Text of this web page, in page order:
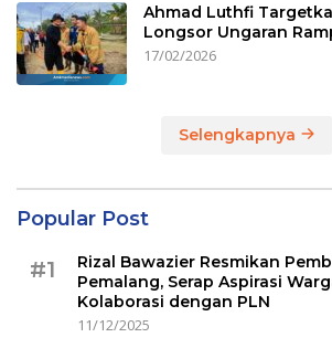
Ahmad Luthfi
Longsor Ungaran
17/02/2026
Selengkapnya
Popular Post
#1
Rizal Bawazier Resmikan
Pemalang, Serap Aspirasi
Kolaborasi dengan PLN
11/12/2025